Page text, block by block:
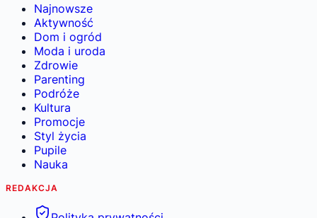
Najnowsze
Aktywność
Dom i ogród
Moda i uroda
Zdrowie
Parenting
Podróże
Kultura
Promocje
Styl życia
Pupile
Nauka
REDAKCJA